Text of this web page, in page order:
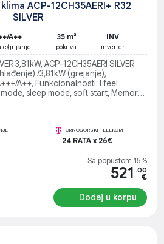
ACP-12CH35AERI+ R32
SILVER
A++
grijanje
35 m²
pokriva
INV
inverter
3,81kW, ACP-12CH35AERI SILVER
/3,81kW (grejanje),
A++, Funkcionalnosti: I feel
sleep mode, soft start, Memory
CRNOGORSKI TELEKOM
24 RATA x 26€
Sa popustom 15%
521 .00
€
Dodaj u korpu